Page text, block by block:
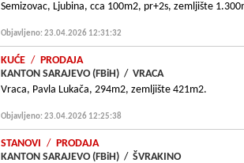
Semizovac, Ljubina, cca 100m2, pr+2s, zemljište
Objavljeno: 23.04.2026 12:31:32
KUĆE / PRODAJA
KANTON SARAJEVO (FBiH) / VRACA
Vraca, Pavla Lukača, 294m2, zemljište 421m2.
Objavljeno: 23.04.2026 12:25:38
STANOVI / PRODAJA
KANTON SARAJEVO (FBiH) / ŠVRAKINO